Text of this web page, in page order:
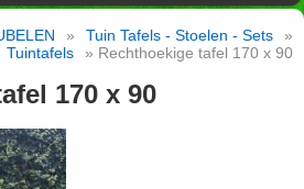
» Tuin Tafels - Stoelen - Sets
»
Tuintafels
» Rechthoekige tafel 170 x 90
170 x 90